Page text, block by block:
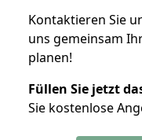
Kontaktieren Sie
uns gemeinsam
planen!
Füllen Sie jetzt
Sie kostenlose